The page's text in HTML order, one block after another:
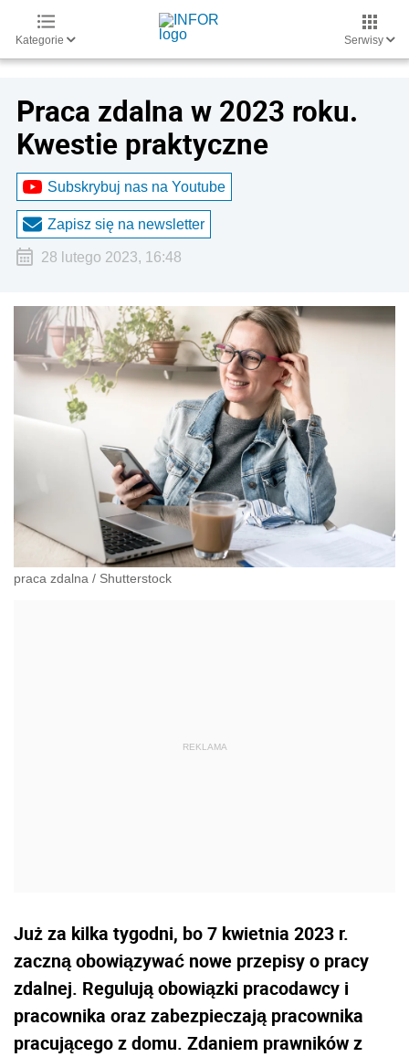
Kategorie Serwisy
Praca zdalna w 2023 roku.
Kwestie praktyczne
Subskrybuj nas na Youtube
Zapisz się na newsletter
28 lutego 2023, 16:48
praca zdalna / Shutterstock
Już za kilka tygodni, bo 7 kwietnia 2023 r.
zaczną obowiązywać nowe przepisy o pracy
zdalnej. Regulują obowiązki pracodawcy i
pracownika oraz zabezpieczają pracownika
pracującego z domu. Zdaniem prawników z